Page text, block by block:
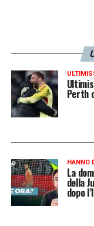
Perth
HANNO
La
della
dopo